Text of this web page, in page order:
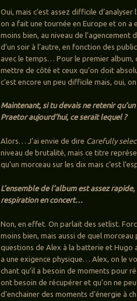
Oui, mais c’est assez difficile
on a fait une tournée en Europe et on
moins bien, au niveau de l’agencement
d’un soir à l’autre, en fonction des
avec le temps… Pour le premier album,
mettre de côté et ceux qu’on doit
c’est encore un peu difficile mais, oui,
Maintenant, si tu devais ne retenir
Praetor aujourd’hui, ce serait lequel ?
Alors… J’ai envie de dire Carefully
niveau de brutalité, mais ce titre
qu’un morceau sur les dix mais c’est
L’ensemble de l’album est assez
respiration en concert…
Non, en effet. On parlait des setlist.
moins bien, mais aussi de quel
questions de Alex à la batterie et Hugo
a une exigence physique… Alex, on le
chant qu’il a besoin de moments pour
ont besoin de récupérer et qu’on ne
d’enchainer des moments d’énergie à